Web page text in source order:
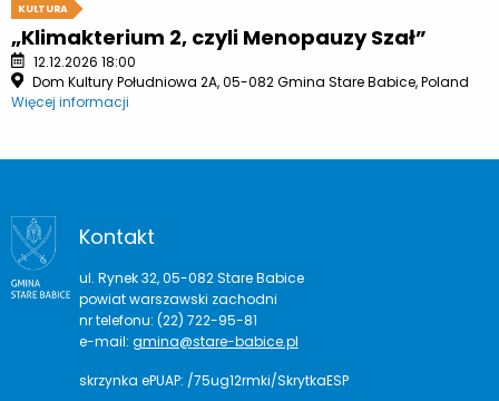
KULTURA
„Klimakterium 2, czyli Menopauzy Szał”
12.12.2026 18:00
Dom Kultury Południowa 2A, 05-082 Gmina Stare Babice, Poland
Więcej informacji
Kontakt
ul. Rynek 32, 05-082 Stare Babice
powiat warszawski zachodni
nr telefonu: (22) 722-95-81
e-mail: gmina@stare-babice.pl
skrzynka ePUAP: /75ug12rmki/SkrytkaESP